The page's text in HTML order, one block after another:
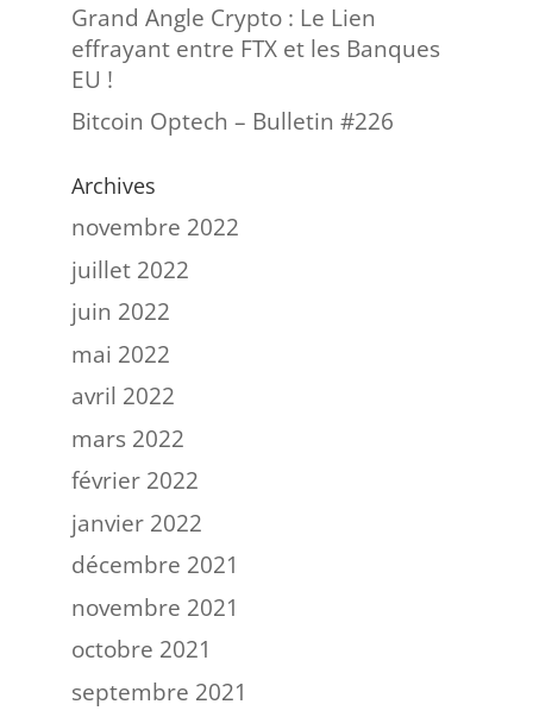
Grand Angle Crypto : Le Lien
effrayant entre FTX et les Banques
EU !
Bitcoin Optech – Bulletin #226
Archives
novembre 2022
juillet 2022
juin 2022
mai 2022
avril 2022
mars 2022
février 2022
janvier 2022
décembre 2021
novembre 2021
octobre 2021
septembre 2021